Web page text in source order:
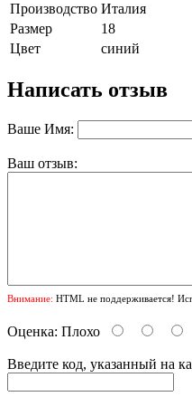
Производство Италия
Размер
18
Цвет
синий
Написать отзыв
Ваше Имя:
Ваш отзыв:
Внимание: HTML не поддерживается!
Оценка: Плохо
Введите код, указанный на